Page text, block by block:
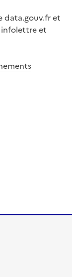
data.gouv.fr et
infolettre et